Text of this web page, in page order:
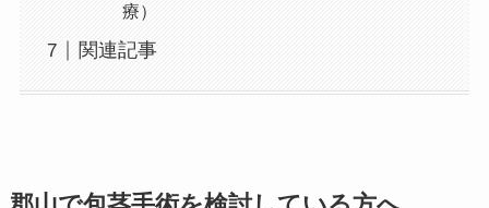
療）
関連記事